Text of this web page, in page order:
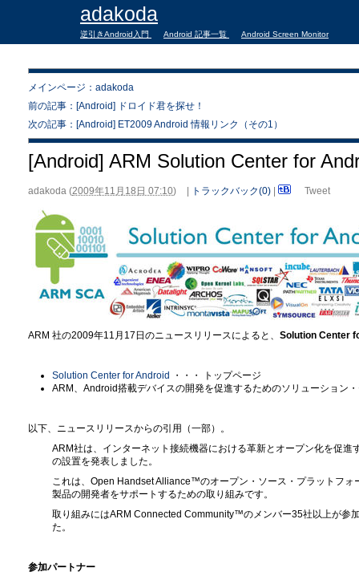
adakoda
逆引きAndroid入門 Android 記事一覧 Android Screen Monitor
メインページ：adakoda
前の記事：[Android] ドロイド君を探せ！
次の記事：[Android] ET2009 Android 情報リンク（その1）
[Android] ARM Solution Center for
adakoda (2009年11月18日 07:10) トラックバック(0) Tweet
ARM 社の2009年11月17日のニュースリリースによると、 Solution Center
Solution Center for Android ・・・ トップページ
ARM、Android搭載デバイスの開発を促進するためのソリューション
以下、ニュースリリースからの引用（一部）。
ARM社は、インターネット接続機器における革新とオープン化を促
の設置を発表しました。
これは、Open Handset Alliance™のオープン・ソース・プラットフ
製品の開発者をサポートするための取り組みです。
取り組みにはARM Connected Community™のメンバー35社以上が参
た。
参加パートナー